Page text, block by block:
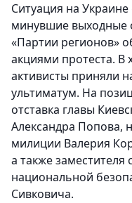
Ситуация на
минувшие выходные
«Партии регионов»
акциями протеста. В
активисты приняли
ультиматум. На
отставка главы
Александра Попова,
милиции Валерия
а также заместителя
национальной
Сивковича.